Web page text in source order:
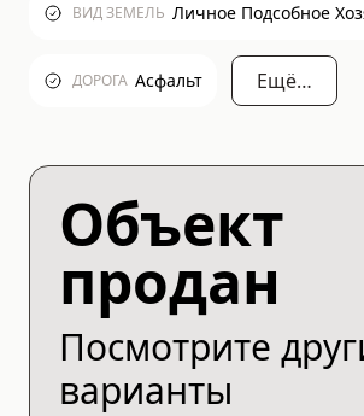
ВИД ЗЕМЕЛЬ Личное Подсобное
ДОРОГА Асфальт Ещё…
Объект
продан
Посмотрите
варианты